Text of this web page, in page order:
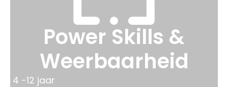
Power Skills &
Weerbaarheid
4 -12 jaar